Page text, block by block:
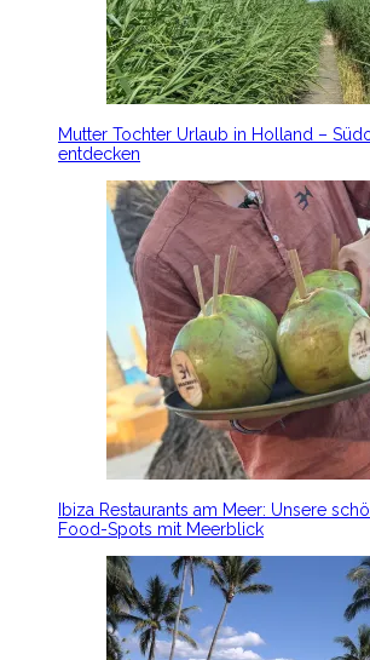
Mutter Tochter Urlaub in Holland –
entdecken
Ibiza Restaurants am Meer: Unsere
Food-Spots mit Meerblick